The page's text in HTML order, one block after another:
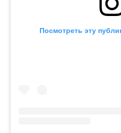
Посмотреть эту